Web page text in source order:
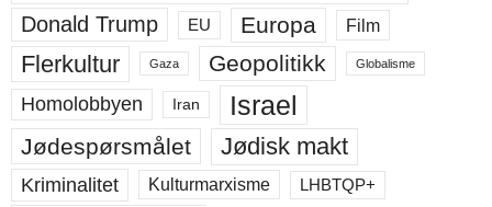
Donald Trump EU Europa Film
Flerkultur Gaza Geopolitikk Globalisme
Homolobbyen Iran Israel
Jødespørsmålet Jødisk makt
Kriminalitet Kulturmarxisme LHBTQP+